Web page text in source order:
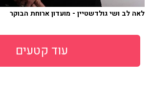
לאה לב ושי גולדשטיין - מועדון ארוחת הבוקר
עוד קטעים